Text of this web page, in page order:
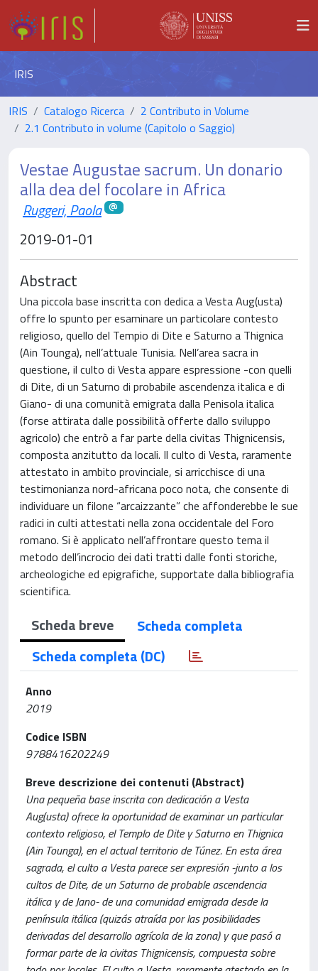
IRIS
IRIS Catalogo Ricerca
2 Contributo in Volume
2.1 Contributo in volume (Capitolo o Saggio)
Vestae Augustae sacrum. Un donario
alla dea del focolare in Africa
Ruggeri, Paola
2019-01-01
Abstract
Una piccola base inscritta con dedica a Vesta Aug(usta)
offre lo spunto per esaminare un particolare contesto
religioso, quello del Tempio di Dite e Saturno a Thignica
(Ain Tounga), nell’attuale Tunisia. Nell’area sacra in
questione, il culto di Vesta appare espressione -con quelli
di Dite, di un Saturno di probabile ascendenza italica e di
Giano- di una comunità emigrata dalla Penisola italica
(forse attirata dalle possibilità offerte dallo sviluppo
agricolo) che entrò a far parte della civitas Thignicensis,
composta anzitutto da locali. Il culto di Vesta, raramente
attestato in ambito provinciale, si arricchisce di una
testimonianza nord-africana poco nota, che consente di
individuare un filone “arcaizzante” che affonderebbe le sue
radici in culti attestati nella zona occidentale del Foro
romano. Si è applicato nell’affrontare questo tema il
metodo dell’incrocio dei dati tratti dalle fonti storiche,
archeologiche ed epigrafiche, supportate dalla bibliografia
scientifica.
Scheda breve
Scheda completa
Scheda completa (DC)
Anno
2019
Codice ISBN
9788416202249
Breve descrizione dei contenuti (Abstract)
Una pequeña base inscrita con dedicación a Vesta
Aug(usta) ofrece la oportunidad de examinar un particular
contexto religioso, el Templo de Dite y Saturno en Thignica
(Ain Tounga), en el actual territorio de Túnez. En esta área
sagrada, el culto a Vesta parece ser expresión -junto a los
cultos de Dite, de un Saturno de probable ascendencia
itálica y de Jano- de una comunidad emigrada desde la
península itálica (quizás atraída por las posibilidades
derivadas del desarrollo agrícola de la zona) y que pasó a
formar parte de la civitas Thignicensis, compuesta sobre